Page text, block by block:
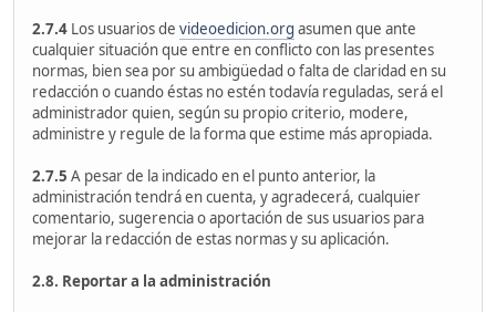
2.7.4 Los usuarios de videoedicion.org asumen que ante
cualquier situación que entre en conflicto con las presentes
normas, bien sea por su ambigüedad o falta de claridad en su
redacción o cuando éstas no estén todavía reguladas, será el
administrador quien, según su propio criterio, modere,
administre y regule de la forma que estime más apropiada.
2.7.5 A pesar de la indicado en el punto anterior, la
administración tendrá en cuenta, y agradecerá, cualquier
comentario, sugerencia o aportación de sus usuarios para
mejorar la redacción de estas normas y su aplicación.
2.8. Reportar a la administración